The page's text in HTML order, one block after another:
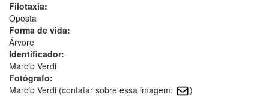
Filotaxia:
Oposta
Forma de vida:
Árvore
Identificador:
Marcio Verdi
Fotógrafo:
Marcio Verdi (contatar sobre essa imagem:
)